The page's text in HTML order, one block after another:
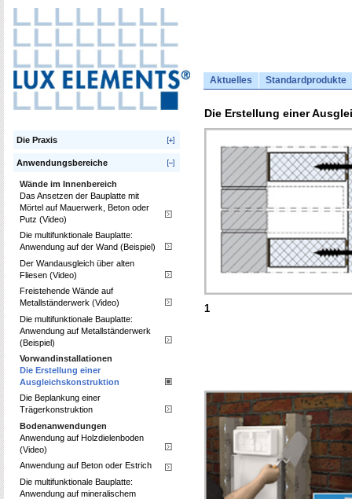
Aktuelles Standardprodukte
Die Praxis
Anwendungsbereiche
Wände im Innenbereich
Das Ansetzen der Bauplatte mit
Mörtel auf Mauerwerk, Beton oder
Putz (Video)
Die multifunktionale Bauplatte:
Anwendung auf der Wand (Beispiel)
Der Wandausgleich über alten
Fliesen (Video)
Freistehende Wände auf
Metallständerwerk (Video)
Die multifunktionale Bauplatte:
Anwendung auf Metallständerwerk
(Beispiel)
Vorwandinstallationen
Die Erstellung einer
Ausgleichskonstruktion
Die Beplankung einer
Trägerkonstruktion
Bodenanwendungen
Anwendung auf Holzdielenboden
(Video)
Anwendung auf Beton oder Estrich
Die multifunktionale Bauplatte:
Anwendung auf mineralischem
Die Erstellung einer
1